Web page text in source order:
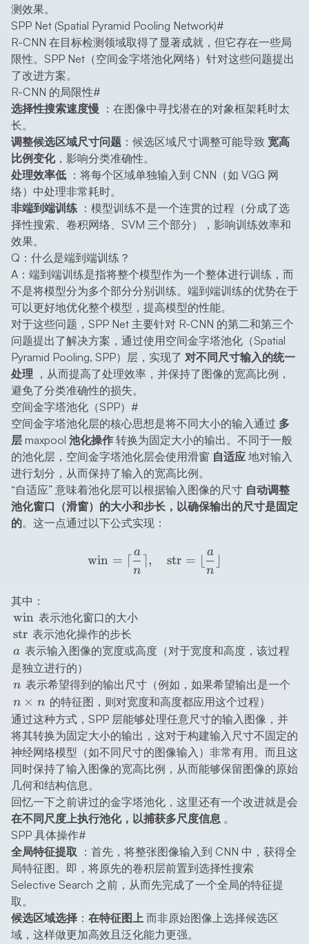
测效果。
SPP Net (Spatial Pyramid Pooling Network)#
R-CNN 在目标检测领域取得了显著成就，但它存在一些局
限性。SPP Net（空间金字塔池化网络）针对这些问题提出
了改进方案。
R-CNN 的局限性#
选择性搜索速度慢 ：在图像中寻找潜在的对象框架耗时太
长。
调整候选区域尺寸问题 ：候选区域尺寸调整可能导致 宽高
比例变化，影响分类准确性。
处理效率低 ：将每个区域单独输入到 CNN（如 VGG 网
络）中处理非常耗时。
非端到端训练 ：模型训练不是一个连贯的过程（分成了选
择性搜索、卷积网络、SVM 三个部分），影响训练效率和
效果。
Q：什么是端到端训练？
A：端到端训练是指将整个模型作为一个整体进行训练，而
不是将模型分为多个部分分别训练。端到端训练的优势在于
可以更好地优化整个模型，提高模型的性能。
对于这些问题，SPP Net 主要针对 R-CNN 的第二和第三个
问题提出了解决方案，通过使用空间金字塔池化（Spatial
Pyramid Pooling, SPP）层，实现了 对不同尺寸输入的统一
处理 ，从而提高了处理效率，并保持了图像的宽高比例，
避免了分类准确性的损失。
空间金字塔池化（SPP） #
空间金字塔池化层的核心思想是将不同大小的输入通过 多
层 maxpool 池化操作 转换为固定大小的输出。不同于一般
的池化层，空间金字塔池化层会使用滑窗 自适应 地对输入
进行划分，从而保持了输入的宽高比例。
“自适应” 意味着池化层可以根据输入图像的尺寸 自动调整
池化窗口（滑窗）的大小和步长，以确保输出的尺寸是固定
的。这一点通过以下公式实现：
\text{win} = \lceil
win = ⌈
n
a
⌉, str =
n
a
其中：
\text{win}
win 表示池化窗口的大小
\text{str}
str 表示池化操作的步长
a
a 表示输入图像的宽度或高度（对于宽度和高度，该过程
是独立进行的）
n
n 表示希望得到的输出尺寸（例如，如果希望输出是一个
n × n 的特征图，则对宽度和高度都应用这个过程）
通过这种方式，SPP 层能够处理任意尺寸的输入图像，并
将其转换为固定大小的输出，这对于构建输入尺寸不固定的
神经网络模型（如不同尺寸的图像输入）非常有用。而且这
同时保持了输入图像的宽高比例，从而能够保留图像的原始
几何和结构信息。
回忆一下之前讲过的金字塔池化，这里还有一个改进就是会
在不同尺度上执行池化，以捕获多尺度信息 。
SPP 具体操作#
全局特征提取 ：首先，将整张图像输入到 CNN 中，获得全
局特征图。即，将原先的卷积层前置到选择性搜索
Selective Search 之前，从而先完成了一个全局的特征提
取。
候选区域选择 ： 在特征图上 而非原始图像上选择候选区
域，这样做更加高效且泛化能力更强。